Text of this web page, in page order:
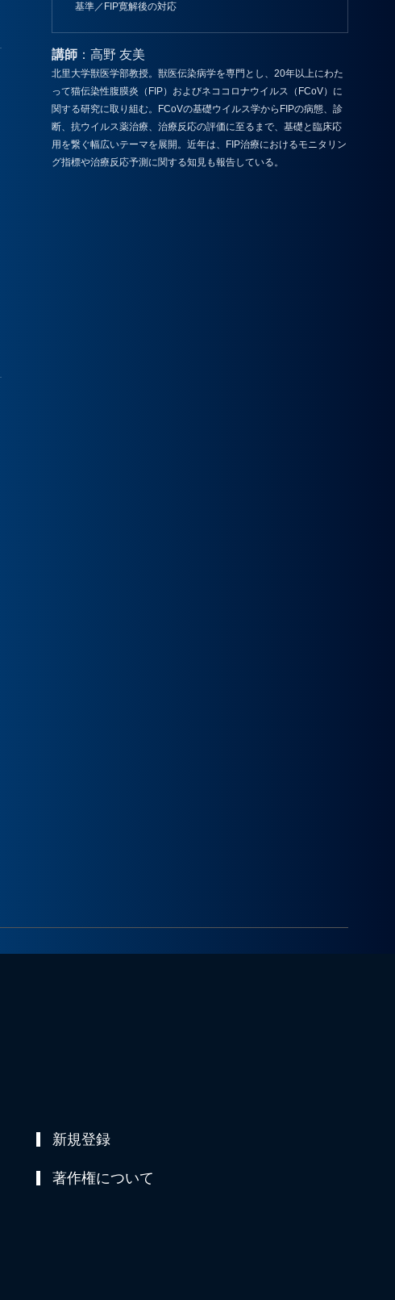
基準／FIP寛解後の対応
講師：高野 友美
北里大学獣医学部教授。獣医伝染病学を専門とし、20年以上にわた
って猫伝染性腹膜炎（FIP）およびネココロナウイルス（FCoV）に
関する研究に取り組む。FCoVの基礎ウイルス学からFIPの病態、診
断、抗ウイルス薬治療、治療反応の評価に至るまで、基礎と臨床応
用を繋ぐ幅広いテーマを展開。近年は、FIP治療におけるモニタリン
グ指標や治療反応予測に関する知見も報告している。
新規登録
著作権について